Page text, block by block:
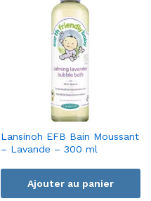
Lansinoh EFB Bain Moussant
– Lavande – 300 ml
Ajouter au panier